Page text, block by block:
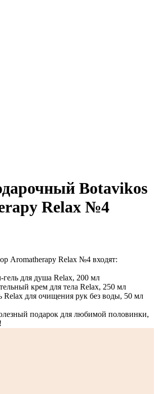
Botavikos
Relax №4
Aromatherapy Relax №4 входят:
для душа Relax, 200 мл
крем для тела Relax, 250 мл
для очищения рук без воды, 50 мл
подарок для любимой половинки,